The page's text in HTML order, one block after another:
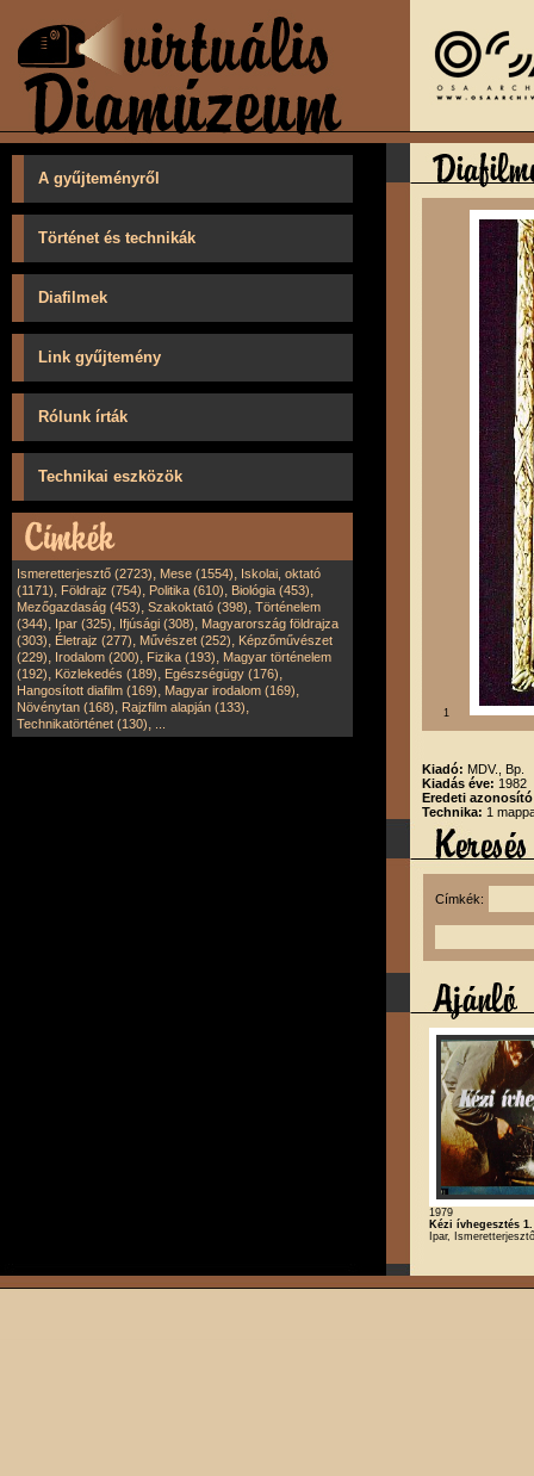
A gyűjteményről
Történet és technikák
Diafilmek
Link gyűjtemény
Rólunk írták
Technikai eszközök
Ismeretterjesztő (2723), Mese (1554), Iskolai, oktató
(1171), Földrajz (754), Politika (610), Biológia (453),
Mezőgazdaság (453), Szakoktató (398), Történelem
(344), Ipar (325), Ifjúsági (308), Magyarország földrajza
(303), Életrajz (277), Művészet (252), Képzőművészet
(229), Irodalom (200), Fizika (193), Magyar történelem
(192), Közlekedés (189), Egészségügy (176),
Hangosított diafilm (169), Magyar irodalom (169),
Növénytan (168), Rajzfilm alapján (133),
Technikatörténet (130),
1
Kiadó: MDV., Bp.
Kiadás éve: 1982
Eredeti
Technika: 1
Címkék:
1979
Kézi ívhegesztés 1.
Ipar, Ismeretterjesztő